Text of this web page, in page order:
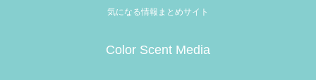
気になる情報まとめサイト
Color Scent Media